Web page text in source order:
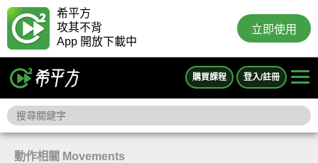
希平方
攻其不背
App 開放下載中
立即使用
購買課程 登入/註冊
動作相關 Movements